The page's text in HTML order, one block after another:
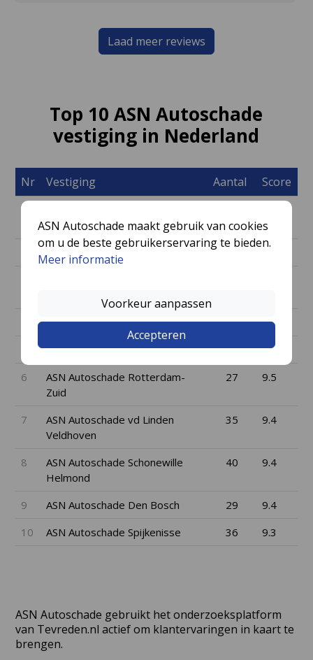
Laad meer reviews
Top 10 ASN Autoschade
vestiging in Nederland
Nr Vestiging Aantal Score
1
Bergambacht
ASN Autoschade Strijk Gameren
ASN Autoschade Boll Bunnik 62
9.7
ASN Autoschade Utrecht 30
9.5
6
ASN Autoschade Rotterdam-
Zuid
27 9.5
7
ASN Autoschade vd Linden
Veldhoven
35 9.4
8
ASN Autoschade Schonewille
Helmond
40 9.4
9 ASN Autoschade Den Bosch 29
9.4
10
ASN Autoschade Spijkenisse 36 9.3
ASN Autoschade gebruikt het onderzoeksplatform
van Tevreden.nl actief om klantervaringen in kaart te
brengen.
ASN Autoschade maakt gebruik van cookies
om u de beste gebruikerservaring te bieden.
Meer informatie
Voorkeur aanpassen
Accepteren